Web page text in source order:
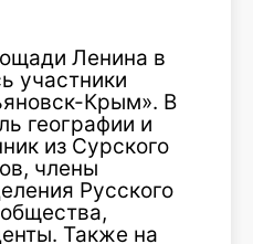
Ленина в
участники
Крым». В
географии и
из Сурского
члены
Русского
Также на